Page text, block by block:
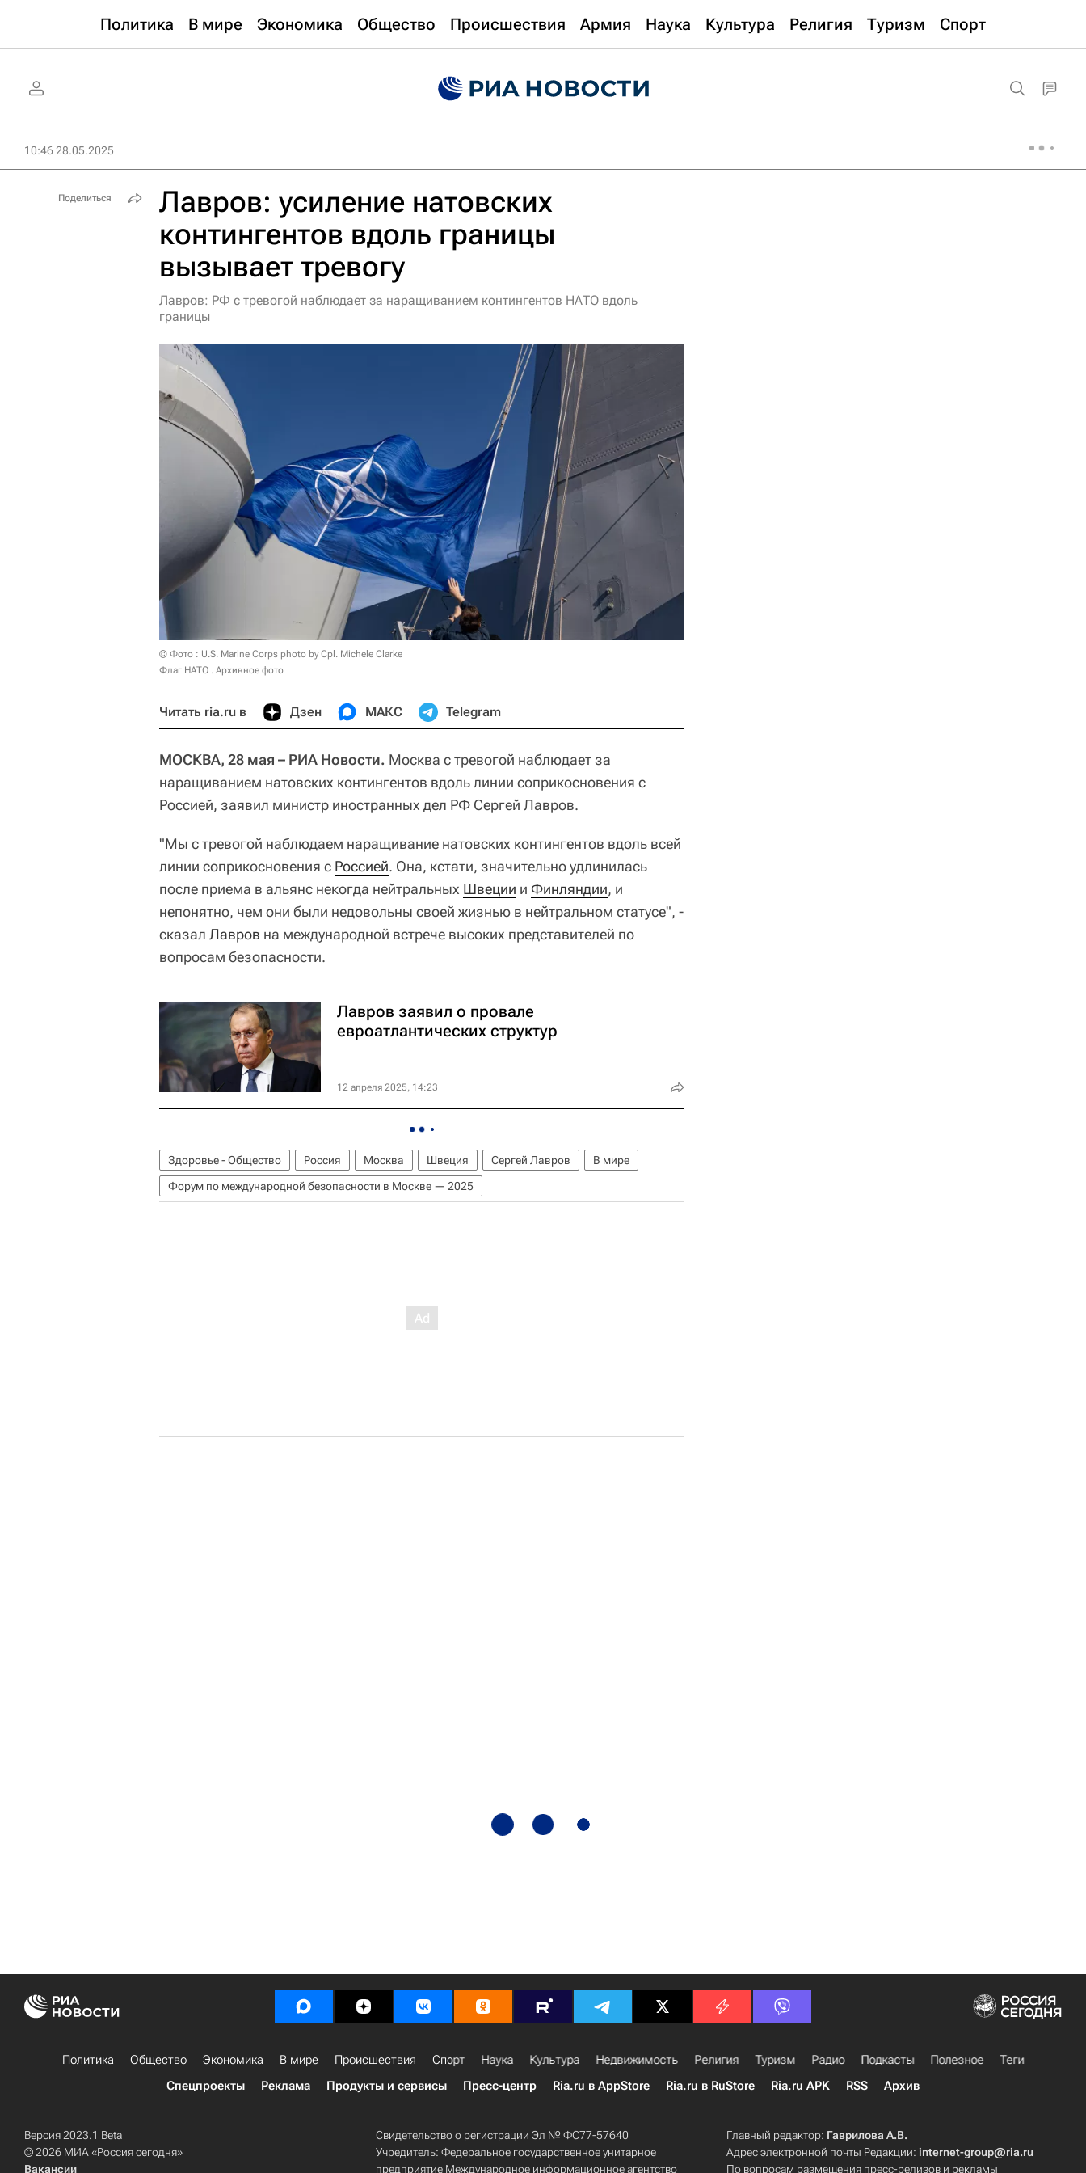
Политика В мире Экономика Общество Происшествия Армия Наука Культура Религия Туризм Спорт
10:46 28.05.2025
Лавров: усиление натовских
контингентов вдоль границы
вызывает тревогу
Лавров: РФ с тревогой наблюдает за наращиванием контингентов НАТО вдоль
границы
© Фото : U.S. Marine Corps photo by Cpl. Michele Clarke
Флаг НАТО . Архивное фото
Читать ria.ru в Дзен МАКС Telegram
МОСКВА, 28 мая – РИА Новости. Москва с тревогой наблюдает за
наращиванием натовских контингентов вдоль линии соприкосновения с
Россией, заявил министр иностранных дел РФ Сергей Лавров.
"Мы с тревогой наблюдаем наращивание натовских контингентов вдоль всей
линии соприкосновения с Россией. Она, кстати, значительно удлинилась
после приема в альянс некогда нейтральных Швеции и Финляндии, и
непонятно, чем они были недовольны своей жизнью в нейтральном статусе", -
сказал Лавров на международной встрече высоких представителей по
вопросам безопасности.
Лавров заявил о провале
евроатлантических структур
12 апреля 2025, 14:23
Здоровье - Общество Россия Москва Швеция Сергей Лавров
В мире
Форум по международной безопасности в Москве — 2025
Поделиться
Политика Общество Экономика В мире Происшествия Спорт Наука Культура Недвижимость Религия Туризм Радио Подкасты Полезное
Теги
Спецпроекты
Реклама Продукты и сервисы Пресс-центр Ria.ru в AppStore Ria.ru в RuStore Ria.ru APK RSS Архив
Версия 2023.1 Beta
© 2026 МИА «Россия сегодня»
Вакансии
Свидетельство о регистрации Эл № ФС77-57640
Учредитель: Федеральное государственное унитарное
предприятие Международное информационное агентство
Главный редактор: Гаврилова А.В.
Адрес электронной почты Редакции:internet-group@ria.ru
По вопросам размещения пресс-релизов и рекламы